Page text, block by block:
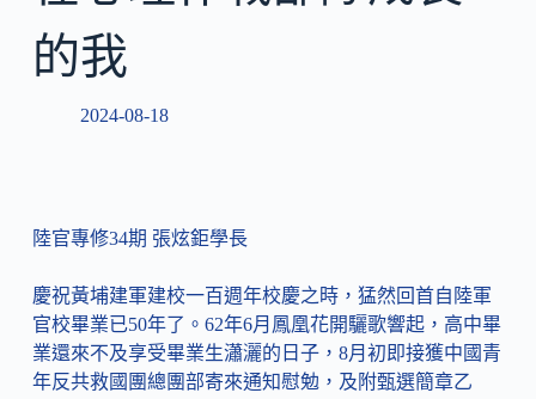
的我
2024-08-18
陸官專修34期 張炫鉅學長
慶祝黃埔建軍建校一百週年校慶之時，猛然回首自陸軍
官校畢業已50年了。62年6月鳳凰花開驪歌響起，高中畢
業還來不及享受畢業生瀟灑的日子，8月初即接獲中國青
年反共救國團總團部寄來通知慰勉，及附甄選簡章乙